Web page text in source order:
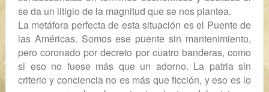
se da un litigio de la magnitud que se nos plantea.
La metáfora perfectade esta situación es el Puente de
las Américas. Somos ese puente sin mantenimiento,
pero coronado por decreto por cuatro banderas, como
si eso no fuese más que un adorno. La patria sin
criterio y conciencia no es más que ficción, y eso es lo